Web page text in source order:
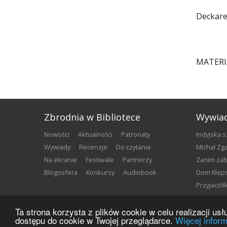
Ta strona korzysta z plików cookie w celu realizacji
dostępu do cookie w Twojej przeglądarce. Więcej
Zbrodnia w Bibliotece
nowości aktualności
patronaty
wywiady
recenzje
do czytania
na ekranie
festiwale
partnerzy
blogosfera
konkursy audiobook
Indyjska
Michał
Zanim
Dom
Copyright ©2026Zbrodnia w Bibliotece